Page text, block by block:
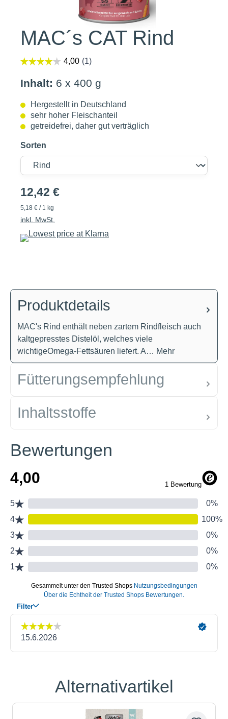
MAC´s CAT Rind
Inhalt: 6 x 400 g
Hergestellt in Deutschland
sehr hoher Fleischanteil
getreidefrei, daher gut verträglich
Sorten
12,42 €
5,18 € / 1 kg
inkl. MwSt.
Produktdetails
MAC's Rind enthält neben zartem Rindfleisch auch
kaltgepresstes Distelöl, welches viele
wichtigeOmega-Fettsäuren liefert. A… Mehr
Fütterungsempfehlung
Inhaltsstoffe
Bewertungen
Produktgalerie überspringen
Alternativartikel